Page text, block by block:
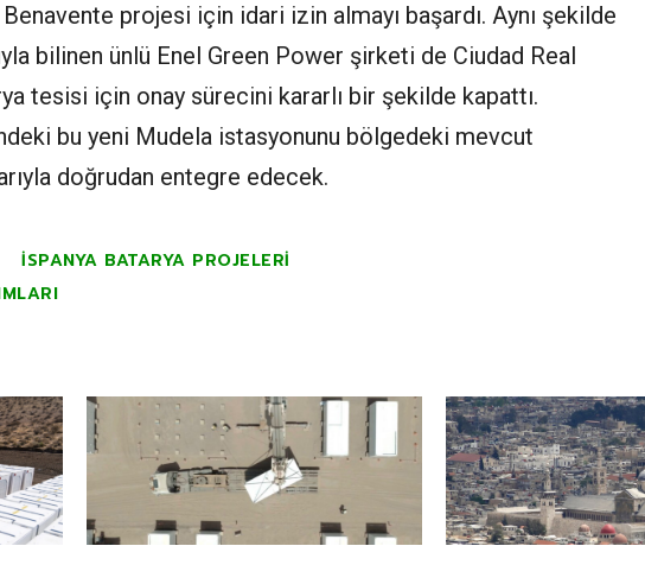
projesi için idari izin almayı başardı. Aynı şekilde
bilinen ünlü Enel Green Power şirketi de Ciudad Real
tesisi için onay sürecini kararlı bir şekilde kapattı.
bu yeni Mudela istasyonunu bölgedeki mevcut
doğrudan entegre edecek.
İSPANYA BATARYA PROJELERI